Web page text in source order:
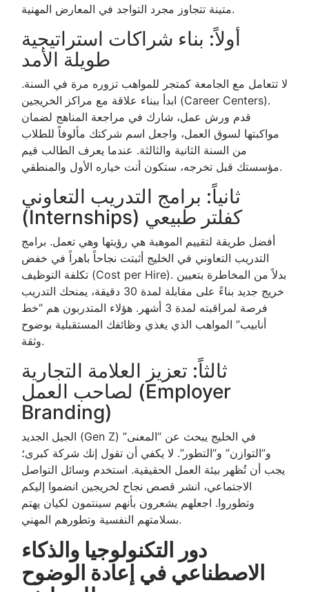
متينة تتجاوز مجرد التواجد في المعارض المهنية.
أولاً: بناء شراكات استراتيجية
طويلة الأمد
لا تتعامل مع الجامعة كمتجر للمواهب تزوره مرة في السنة.
ابدأ ببناء علاقة مع مراكز الخريجين (Career Centers).
قدم ورش عمل، شارك في مراجعة المناهج لضمان
مواكبتها لسوق العمل، واجعل اسم شركتك مألوفاً للطلاب
من السنة الثانية والثالثة. عندما يعرف الطالب قيم
مؤسستك قبل تخرجه، ستكون أنت خياره الأول والمنطقي.
ثانياً: برامج التدريب التعاوني
(Internships) كفلتر طبيعي
أفضل طريقة لتقييم الموهبة هي رؤيتها وهي تعمل. برامج
التدريب التعاوني في الخليج أثبتت نجاحاً باهراً في خفض
تكلفة التوظيف (Cost per Hire). بدلاً من المخاطرة بتعيين
خريج جديد بناءً على مقابلة لمدة 30 دقيقة، يمنحك التدريب
فرصة لمراقبته لمدة 3 أشهر. هؤلاء المتدربون هم “خط
أنابيب” المواهب الذي يغذي وظائفك المستقبلية بوضوح
وثقة.
ثالثاً: تعزيز العلامة التجارية
لصاحب العمل (Employer
Branding)
الجيل الجديد (Gen Z) في الخليج يبحث عن “المعنى”
و”التوازن” و”التطور”. لا يكفي أن تقول إنك شركة كبرى؛
يجب أن تُظهر بيئة العمل الحقيقية. استخدم وسائل التواصل
الاجتماعي، انشر قصص نجاح لخريجين انضموا إليكم
وتطوروا. اجعلهم يشعرون بأنهم سينتمون لكيان يهتم
بسلامتهم النفسية وتطورهم المهني.
دور التكنولوجيا والذكاء
الاصطناعي في إعادة الوضوح